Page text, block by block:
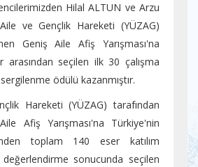
Hilal ALTUN ve Arzu
Aile ve Gençlik Hareketi (YÜZAG)
Geniş Aile Afiş Yarışması'na
arasından seçilen ilk 30 çalışma
ödülü kazanmıştır.
Hareketi (YÜZAG) tarafından
Afiş Yarışması'na Türkiye'nin
toplam 140 eser katılım
değerlendirme sonucunda seçilen